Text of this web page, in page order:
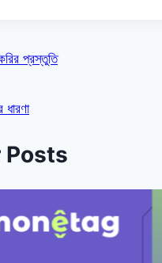
প্রস্তুতি
ধারণা
Posts